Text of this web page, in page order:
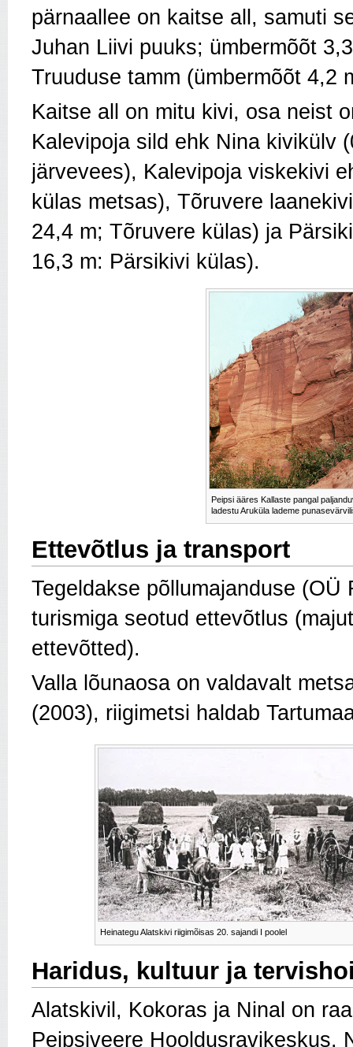
pärnaallee on kaitse all, samuti
Juhan Liivi puuks; ümbermõõt
Truuduse tamm (ümbermõõt 4,2
Kaitse all on mitu kivi, osa neist
Kalevipoja sild ehk Nina kivikülv
järvevees), Kalevipoja viskekivi
külas metsas), Tõruvere
24,4 m; Tõruvere külas) ja
16,3 m: Pärsikivi külas).
Peipsi ääres Kallaste pangal
ladestu Aruküla lademe
Ettevõtlus ja transport
Tegeldakse põllumajanduse
turismiga seotud ettevõtlus
ettevõtted).
Valla lõunaosa on valdavalt
(2003), riigimetsi haldab
Heinategu Alatskivi riigimõisas 20. sajandi I poolel
Haridus, kultuur ja
Alatskivil, Kokoras ja Ninal on
Peipsiveere Hooldusravikeskus.